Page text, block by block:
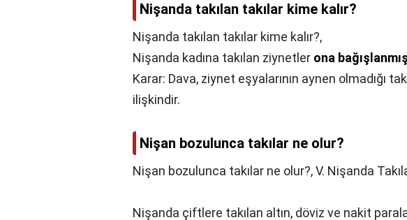
Nişanda takılan takılar kime kalır?
Nişanda takılan takılar kime kalır?,
Nişanda kadına takılan ziynetler ona
Karar: Dava, ziynet eşyalarının aynen olmadığı
ilişkindir.
Nişan bozulunca takılar ne olur?
Nişan bozulunca takılar ne olur?,V. Nişanda
Nişanda çiftlere takılan altın, döviz ve nakit